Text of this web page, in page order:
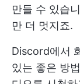
만들 수 있습
만 더 멋지죠.
Discord에서
있는 좋은 방